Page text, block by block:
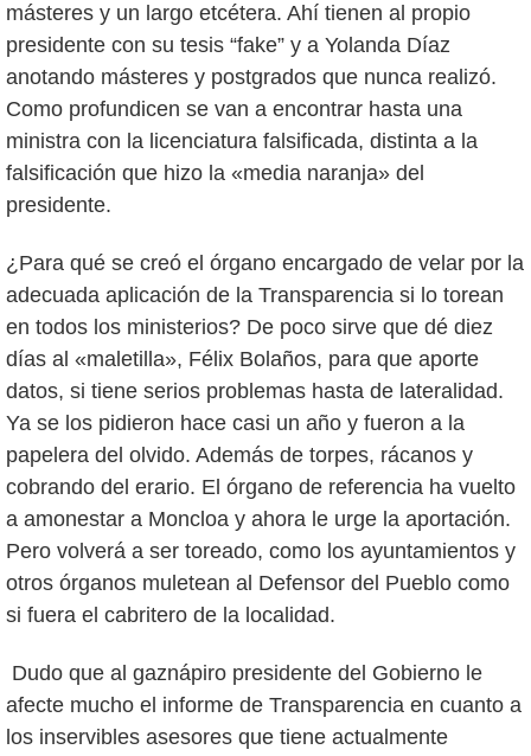
másteres y un largo etcétera. Ahí tienen al propio
presidente con su tesis “fake” y a Yolanda Díaz
anotando másteres y postgrados que nunca realizó.
Como profundicen se van a encontrar hasta una
ministra con la licenciatura falsificada, distinta a la
falsificación que hizo la «media naranja» del
presidente.
¿Para qué se creó el órgano encargado de velar por la
adecuada aplicación de la Transparencia si lo torean
en todos los ministerios? De poco sirve que dé diez
días al «maletilla», Félix Bolaños, para que aporte
datos, si tiene serios problemas hasta de lateralidad.
Ya se los pidieron hace casi un año y fueron a la
papelera del olvido. Además de torpes, rácanos y
cobrando del erario. El órgano de referencia ha vuelto
a amonestar a Moncloa y ahora le urge la aportación.
Pero volverá a ser toreado, como los ayuntamientos y
otros órganos muletean al Defensor del Pueblo como
si fuera el cabritero de la localidad.
Dudo que al gaznápiro presidente del Gobierno le
afecte mucho el informe de Transparencia en cuanto a
los inservibles asesores que tiene actualmente